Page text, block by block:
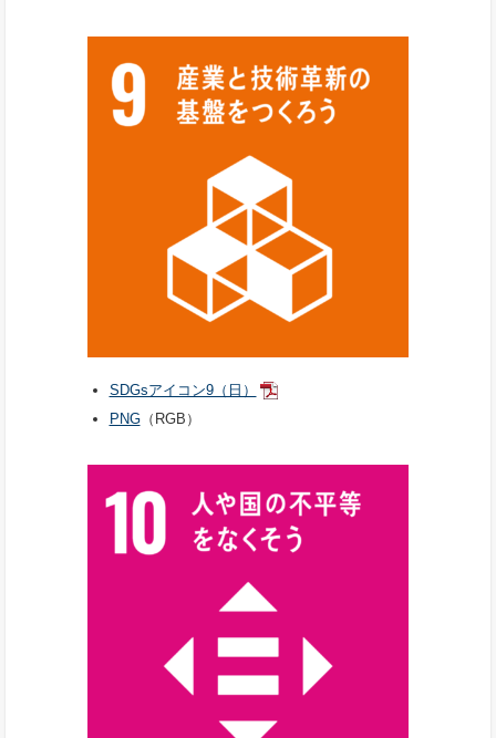
SDGsアイコン9（日）
PNG（RGB）